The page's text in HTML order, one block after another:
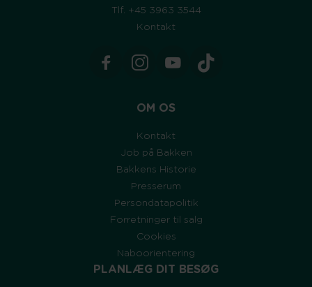
Tlf. +45 3963 3544
Kontakt
OM OS
Kontakt
Job på Bakken
Bakkens Historie
Presserum
Persondatapolitik
Forretninger til salg
Cookies
Naboorientering
PLANLÆG DIT BESØG